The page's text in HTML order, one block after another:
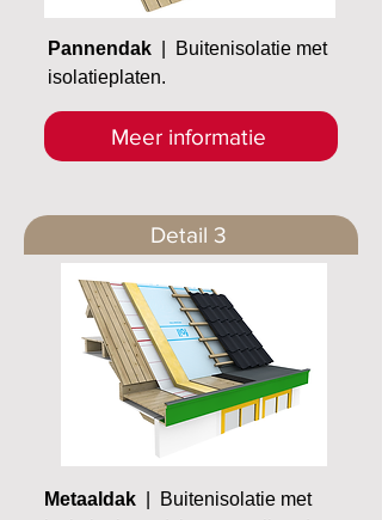
Pannendak
| Buitenisolatie met
isolatieplaten.
Meer informatie
Detail 3
Metaaldak | Buitenisolatie met